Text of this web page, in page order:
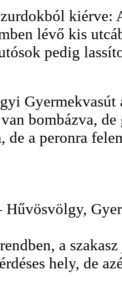
kiérve:
lévő kis
pedig
bombázva,
de a peronra
Hűvösvölgy,
a
hely, de